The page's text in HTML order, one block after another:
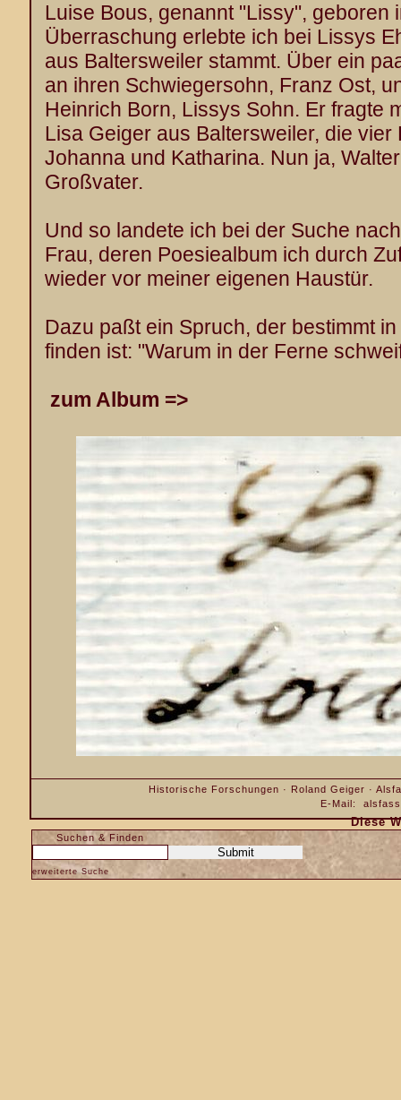
Luise Bous, genannt "Lissy", geboren
Überraschung erlebte ich bei Lissys
aus Baltersweiler stammt. Über ein
an ihren Schwiegersohn, Franz Ost,
Heinrich Born, Lissys Sohn. Er fragte
Lisa Geiger aus Baltersweiler, die vier
Johanna und Katharina. Nun ja,
Großvater.
Und so landete ich bei der Suche
Frau, deren Poesiealbum ich durch
wieder vor meiner eigenen Haustür.
Dazu paßt ein Spruch, der bestimmt
finden ist: "Warum in der Ferne
zum Album =>
Historische Forschungen · Roland Geiger ·
E-Mail:
Diese
Suchen & Finden
erweiterte Suche